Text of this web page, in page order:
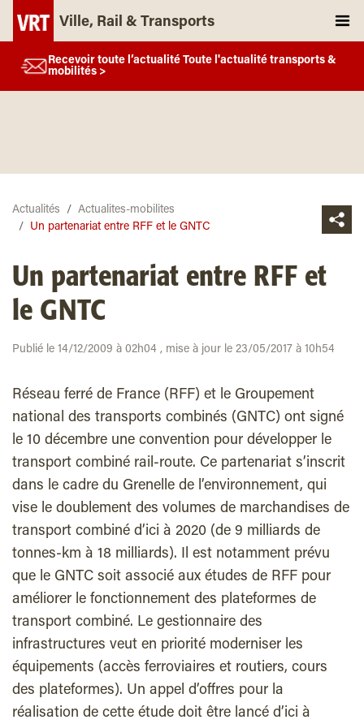
Ville, Rail & Transports
Recevoir toute l’actualité Toute l'actualité transports &
mobilités >
Actualités
Actualites-mobilites
Un partenariat entre RFF et le GNTC
Un partenariat entre RFF et
le GNTC
Publié le 14/12/2009 à 02h04 , mise à jour le 23/05/2017 à 10h54
Réseau ferré de France (RFF) et le Groupement
national des transports combinés (GNTC) ont signé
le 10 décembre une convention pour développer le
transport combiné rail-route. Ce partenariat s’inscrit
dans le cadre du Grenelle de l’environnement, qui
vise le doublement des volumes de marchandises de
transport combiné d’ici à 2020 (de 9 milliards de
tonnes-km à 18 milliards). Il est notamment prévu
que le GNTC soit associé aux études de RFF pour
améliorer le fonctionnement des plateformes de
transport combiné. Le gestionnaire des
infrastructures veut en priorité moderniser les
équipements (accès ferroviaires et routiers, cours
des plateformes). Un appel d’offres pour la
réalisation de cette étude doit être lancé d’ici à